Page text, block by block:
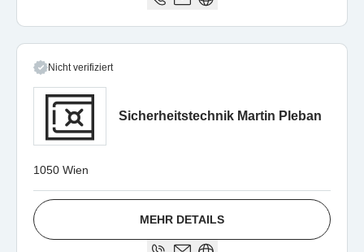
Nicht verifiziert
Sicherheitstechnik Martin Pleban
1050 Wien
MEHR DETAILS